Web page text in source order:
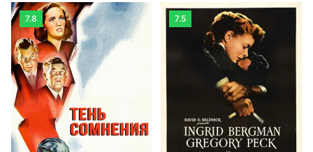
7.8 7.5